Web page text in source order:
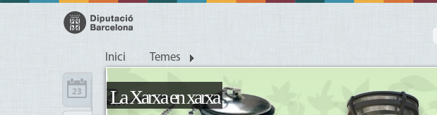
Inici Temes
La Xarxa en xarxa